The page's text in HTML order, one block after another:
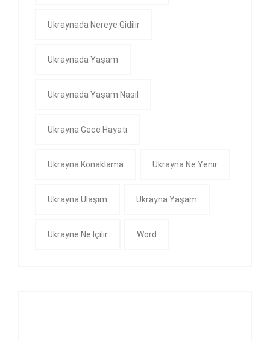
Ukraynada Nereye Gidilir
Ukraynada Yaşam
Ukraynada Yaşam Nasıl
Ukrayna Gece Hayatı
Ukrayna Konaklama Ukrayna Ne Yenir
Ukrayna Ulaşım Ukrayna Yaşam
Ukrayne Ne Içilir Word